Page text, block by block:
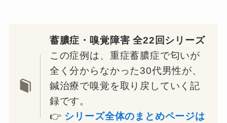
蓄膿症・嗅覚障害 全22回シリーズ
この症例は、重症蓄膿症で匂いが
全く分からなかった30代男性が、
鍼治療で嗅覚を取り戻していく記
録です。
👉 シリーズ全体のまとめページは